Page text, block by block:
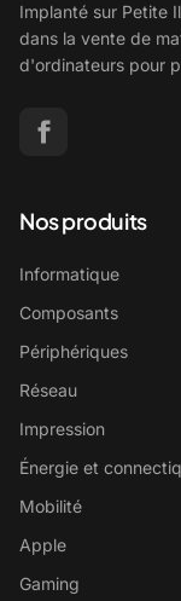
Implanté sur Petite
dans la vente de
d'ordinateurs pour
Nos produits
Informatique
Composants
Périphériques
Réseau
Impression
Énergie et
Mobilité
Apple
Gaming